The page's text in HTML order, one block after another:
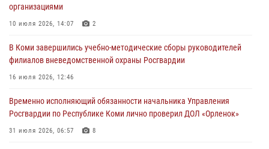
В Коми росгвардейцы информируют граждан об изменениях в
законодательстве в сфере оборота оружия и продолжают изымать
02 августа 2026, 06:17
В Койгородском районе местный житель обратился в Росгвардию
31 июля 2026, 10:55
Временно исполняющий обязанности начальника Управления
организациями
10 июля 2026, 14:07 2
В Коми завершились учебно-методические сборы руководителей
филиалов вневедомственной охраны Росгвардии
16 июля 2026, 12:46
Временно исполняющий обязанности начальника Управления
Росгвардии по Республике Коми лично проверил ДОЛ «Орленок»
31 июля 2026, 06:57 8